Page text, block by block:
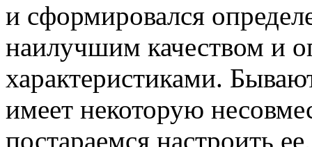
и сформировался
наилучшим качеством и
характеристиками.
имеет некоторую
постараемся настроить